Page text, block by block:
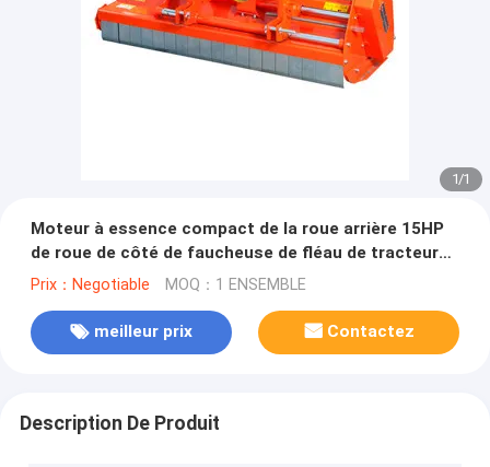
1/1
Moteur à essence compact de la roue arrière 15HP
de roue de côté de faucheuse de fléau de tracteur
de chargeur de tracteur petit
Prix：Negotiable MOQ：1 ENSEMBLE
meilleur prix Contactez
Description De Produit